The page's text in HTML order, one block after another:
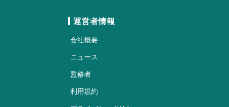
運営者情報
会社概要
ニュース
監修者
利用規約